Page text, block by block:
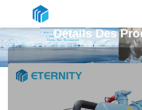
Détails Des